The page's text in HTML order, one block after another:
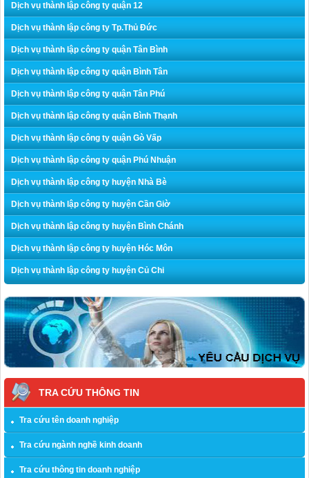
Dịch vụ thành lập công ty quận 12
Dịch vụ thành lập công ty Tp.Thủ Đức
Dịch vụ thành lập công ty quận Tân Bình
Dịch vụ thành lập công ty quận Bình Tân
Dịch vụ thành lập công ty quận Tân Phú
Dịch vụ thành lập công ty quận Bình Thạnh
Dịch vụ thành lập công ty quận Gò Vấp
Dịch vụ thành lập công ty quận Phú Nhuận
Dịch vụ thành lập công ty huyện Nhà Bè
Dịch vụ thành lập công ty huyện Cần Giờ
Dịch vụ thành lập công ty huyện Bình Chánh
Dịch vụ thành lập công ty huyện Hóc Môn
Dịch vụ thành lập công ty huyện Củ Chi
TRA CỨU THÔNG TIN
Tra cứu tên doanh nghiệp
Tra cứu ngành nghề kinh doanh
Tra cứu thông tin doanh nghiệp